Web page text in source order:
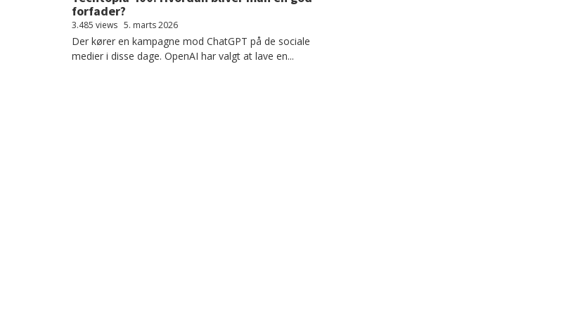
forfader?
3.485 views 5. marts 2026
Der kører en kampagne mod ChatGPT på de sociale
medier i disse dage. OpenAI har valgt at lave en...